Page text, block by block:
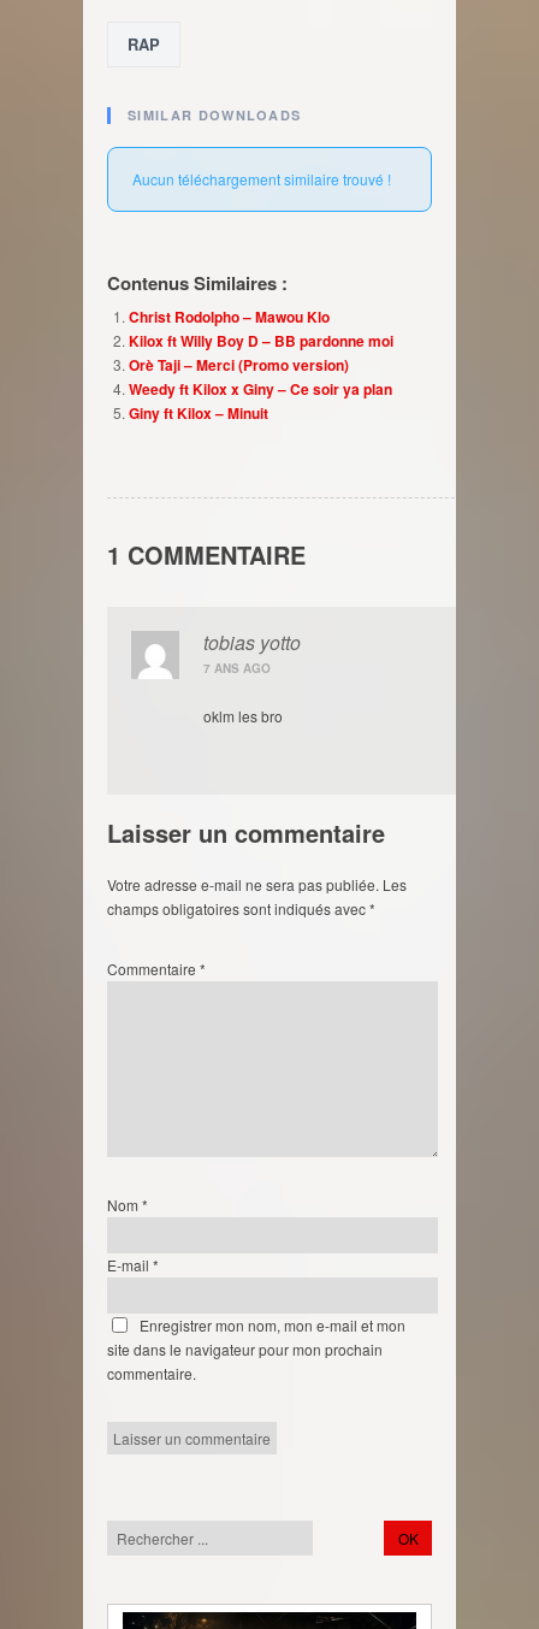
RAP
SIMILAR DOWNLOADS
Aucun téléchargement similaire trouvé !
Contenus Similaires :
Christ Rodolpho – Mawou Klo
Kilox ft Willy Boy D – BB pardonne moi
Orè Taji – Merci (Promo version)
Weedy ft Kilox x Giny – Ce soir ya plan
Giny ft Kilox – Minuit
1 COMMENTAIRE
tobias yotto
7 ANS AGO
oklm les bro
Laisser un commentaire
Votre adresse e-mail ne sera pas publiée. Les
champs obligatoires sont indiqués avec*
Commentaire *
Nom *
E-mail *
Enregistrer mon nom, mon e-mail et mon
site dans le navigateur pour mon prochain
commentaire.